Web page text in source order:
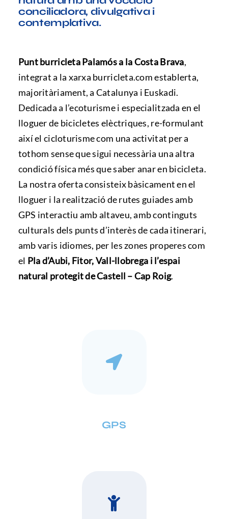
Preguntes freqüents (FAQ)
conciliadora, divulgativa i
contemplativa.
Punt burricleta Palamós a la Costa Brava,
integrat a la xarxa burricleta.com establerta,
majoritàriament, a Catalunya i Euskadi.
Dedicada a l’ecoturisme i especialitzada en el
lloguer de bicicletes elèctriques, re-formulant
així el cicloturisme com una activitat per a
tothom sense que sigui necessària una altra
condició física més que saber anar en bicicleta.
La nostra oferta consisteix bàsicament en el
lloguer i la realització de rutes guiades amb
GPS interactiu amb altaveu, amb continguts
culturals dels punts d’interès de cada itinerari,
amb varis idiomes, per les zones properes com
el Pla d’Aubi, Fitor, Vall-llobrega i l’espai
natural protegit de Castell – Cap Roig.
GPS